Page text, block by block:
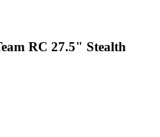
RC 27.5" Stealth